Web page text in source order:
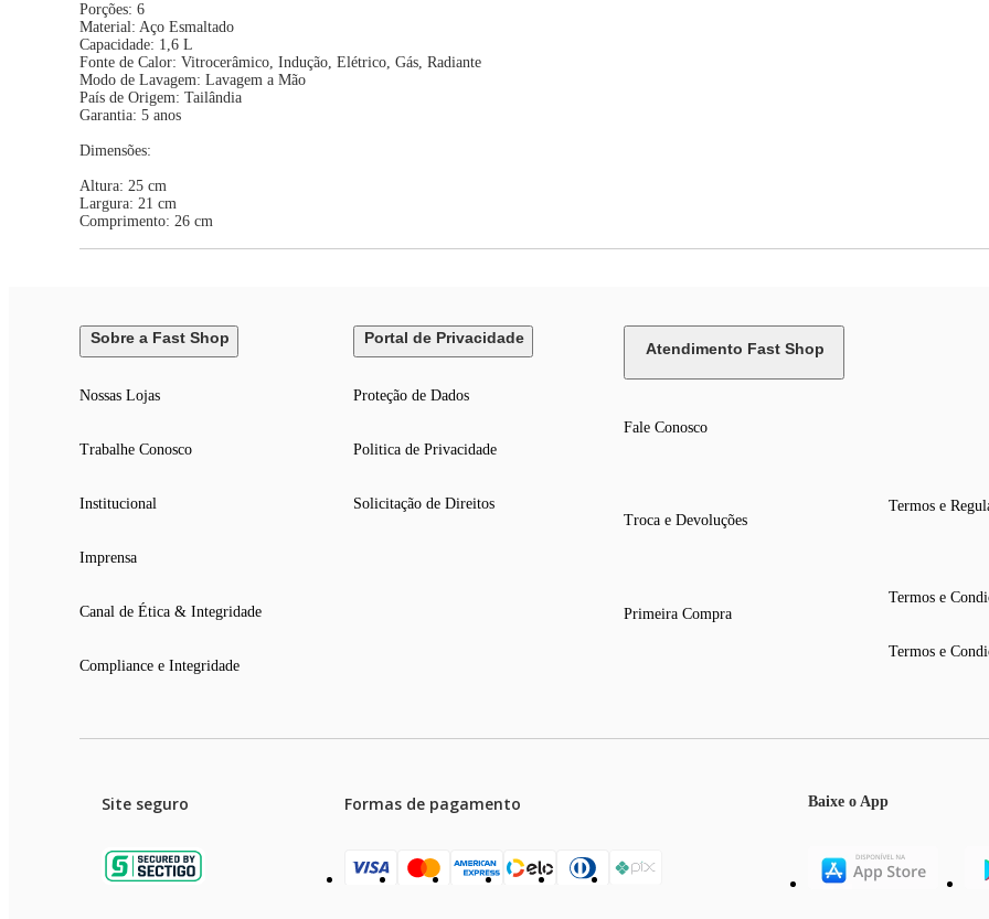
Porções: 6
Material: Aço Esmaltado
Capacidade: 1,6 L
Fonte de Calor: Vitrocerâmico, Indução, Elétrico, Gás, Radiante
Modo de Lavagem: Lavagem a Mão
País de Origem: Tailândia
Garantia: 5 anos
Dimensões:
Altura: 25 cm
Largura: 21 cm
Comprimento: 26 cm
Sobre a Fast Shop
Nossas Lojas
Trabalhe Conosco
Institucional
Imprensa
Canal de Ética & Integridade
Compliance e Integridade
Portal de Privacidade
Proteção de Dados
Politica de Privacidade
Solicitação de Direitos
Atendimento Fast Shop
Fale Conosco
Troca e Devoluções
Primeira Compra
Termos e
Termos e
Termos e
Site seguro Formas de pagamento Baixe o App